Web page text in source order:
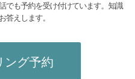
でも予約を受け付けています。知識
答えします。
ング予約